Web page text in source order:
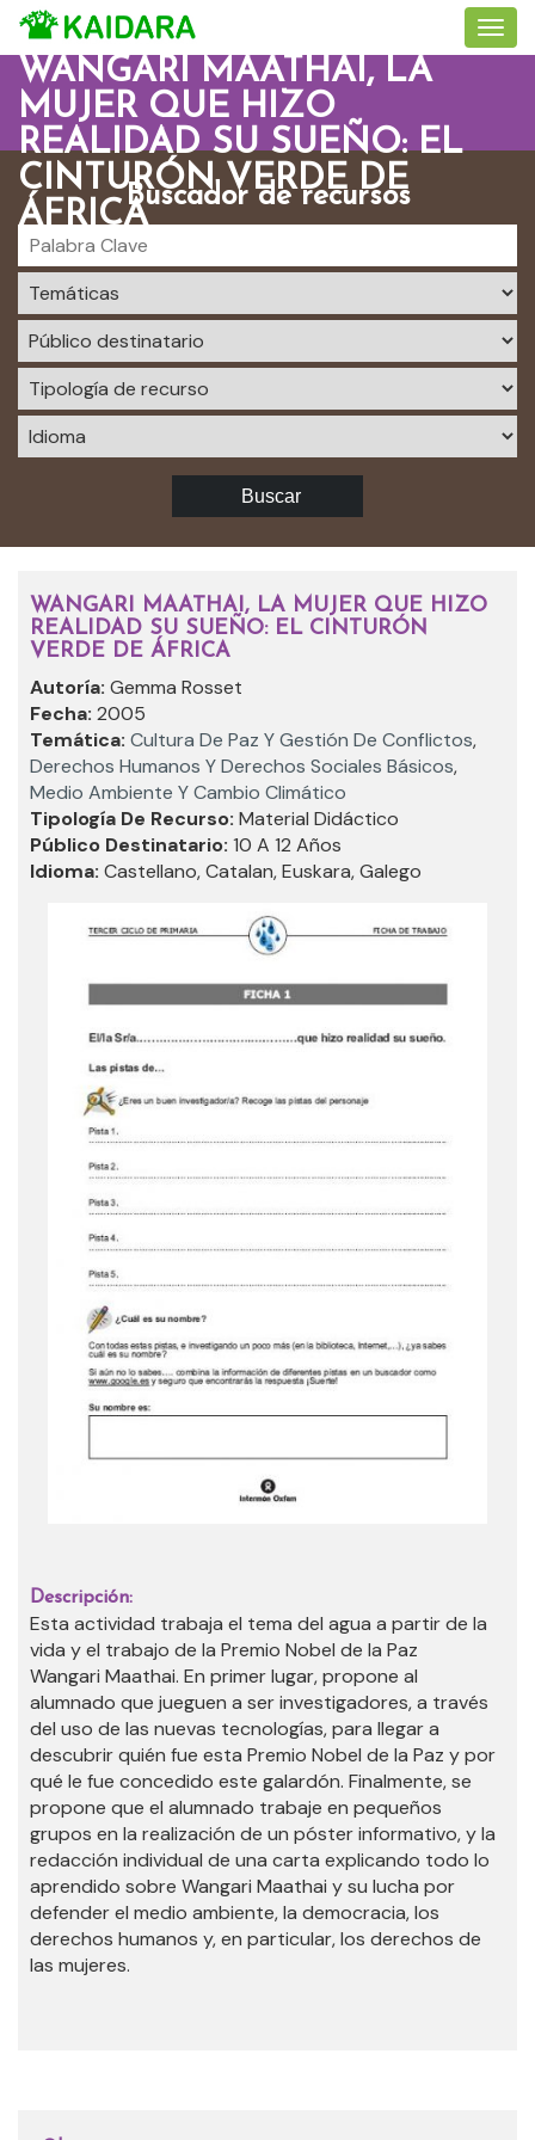
WANGARI MAATHAI, LA
MUJER QUE HIZO
REALIDAD SU SUEÑO: EL
CINTURÓN VERDE DE
ÁFRICA
Buscador de recursos
Buscar
WANGARI MAATHAI, LA MUJER QUE HIZO
REALIDAD SU SUEÑO: EL CINTURÓN
VERDE DE ÁFRICA
Autoría: Gemma Rosset
Fecha: 2005
Temática: Cultura De Paz Y Gestión De Conflictos,
Derechos Humanos Y Derechos Sociales Básicos,
Medio Ambiente Y Cambio Climático
Tipología De Recurso: Material Didáctico
Público Destinatario: 10 A 12 Años
Idioma: Castellano, Catalan, Euskara, Galego
Descripción:
Esta actividad trabaja el tema del agua a partir de la
vida y el trabajo de la Premio Nobel de la Paz
Wangari Maathai. En primer lugar, propone al
alumnado que jueguen a ser investigadores, a través
del uso de las nuevas tecnologías, para llegar a
descubrir quién fue esta Premio Nobel de la Paz y por
qué le fue concedido este galardón. Finalmente, se
propone que el alumnado trabaje en pequeños
grupos en la realización de un póster informativo, y la
redacción individual de una carta explicando todo lo
aprendido sobre Wangari Maathai y su lucha por
defender el medio ambiente, la democracia, los
derechos humanos y, en particular, los derechos de
las mujeres.